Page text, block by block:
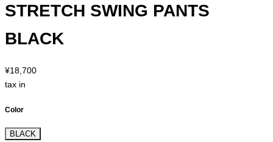
STRETCH SWING PANTS
BLACK
¥18,700
tax in
Color
BLACK